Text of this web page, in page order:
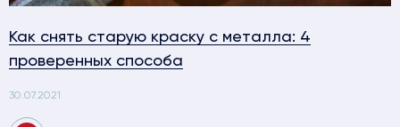
Как снять старую краску с металла: 4
проверенных способа
30.07.2021